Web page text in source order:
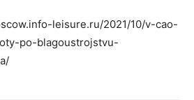
leisure.ru/2021/10/v-cao-
po-blagoustrojstvu-